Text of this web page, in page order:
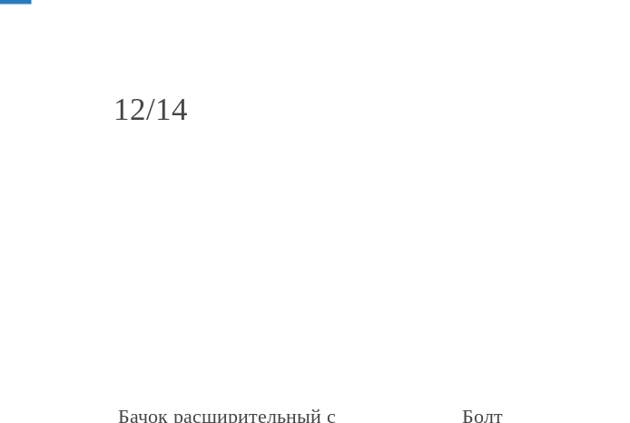
12/14
Бачок расширительный с Болт